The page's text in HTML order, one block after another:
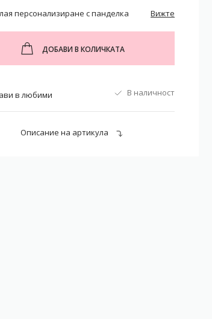
персонализиране с панделка Вижте
ДОБАВИ В КОЛИЧКАТА
в любими В наличност
Описание на артикула